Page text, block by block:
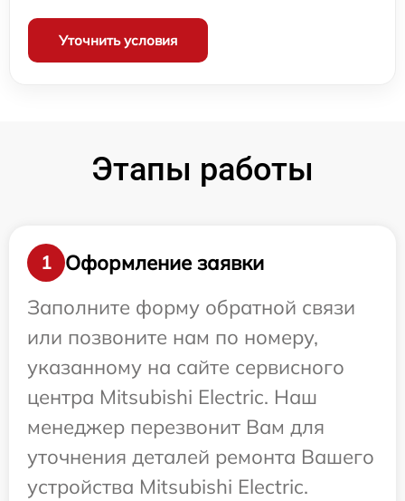
Уточнить условия
Этапы работы
1
Оформление заявки
Заполните форму обратной связи
или позвоните нам по номеру,
указанному на сайте сервисного
центра Mitsubishi Electric. Наш
менеджер перезвонит Вам для
уточнения деталей ремонта Вашего
устройства Mitsubishi Electric.